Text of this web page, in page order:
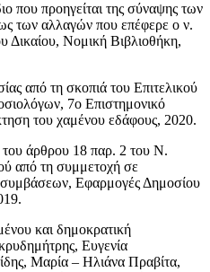
που προηγείται της σύναψης των
των αλλαγών που επέφερε ο ν.
Νομική Βιβλιοθήκη,
από τη σκοπιά του Επιτελικού
7ο Επιστημονικό
του χαμένου εδάφους, 2020.
άρθρου 18 παρ. 2 του Ν.
από τη συμμετοχή σε
συμβάσεων, Εφαρμογές Δημοσίου
και δημοκρατική
Ευγενία
Μαρία – Ηλιάνα Πραβίτα,